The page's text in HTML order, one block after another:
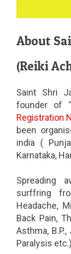
About
(Reiki
Saint Shri
founder of
Registration
been
india (
Karnataka,
Spreading
surffring
Headache,
Back Pain,
Asthma,
Paralysis